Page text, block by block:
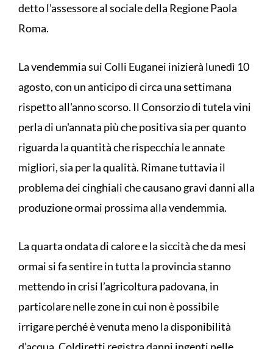
detto l’assessore al sociale della Regione Paola
Roma.
La vendemmia sui Colli Euganei inizierà lunedì 10
agosto, con un anticipo di circa una settimana
rispetto all'anno scorso. Il Consorzio di tutela vini
perla di un'annata più che positiva sia per quanto
riguarda la quantità che rispecchia le annate
migliori, sia per la qualità. Rimane tuttavia il
problema dei cinghiali che causano gravi danni alla
produzione ormai prossima alla vendemmia.
La quarta ondata di calore e la siccità che da mesi
ormai si fa sentire in tutta la provincia stanno
mettendo in crisi l’agricoltura padovana, in
particolare nelle zone in cui non è possibile
irrigare perché è venuta meno la disponibilità
d’acqua. Coldiretti registra danni ingenti nelle